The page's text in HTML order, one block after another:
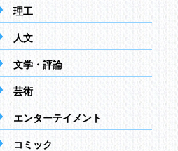
理工
人文
文学・評論
芸術
エンターテイメント
コミック